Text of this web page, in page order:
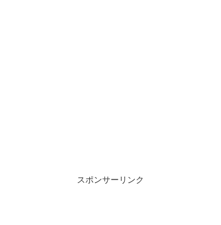
スポンサーリンク